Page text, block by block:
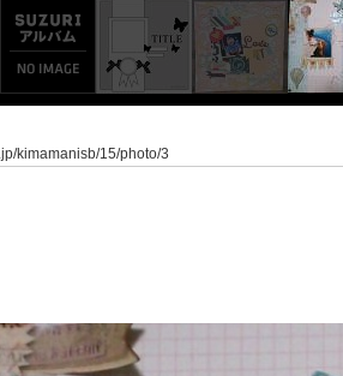
kimamanisb/15/photo/3